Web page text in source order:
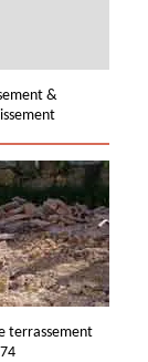
&
terrassement
74